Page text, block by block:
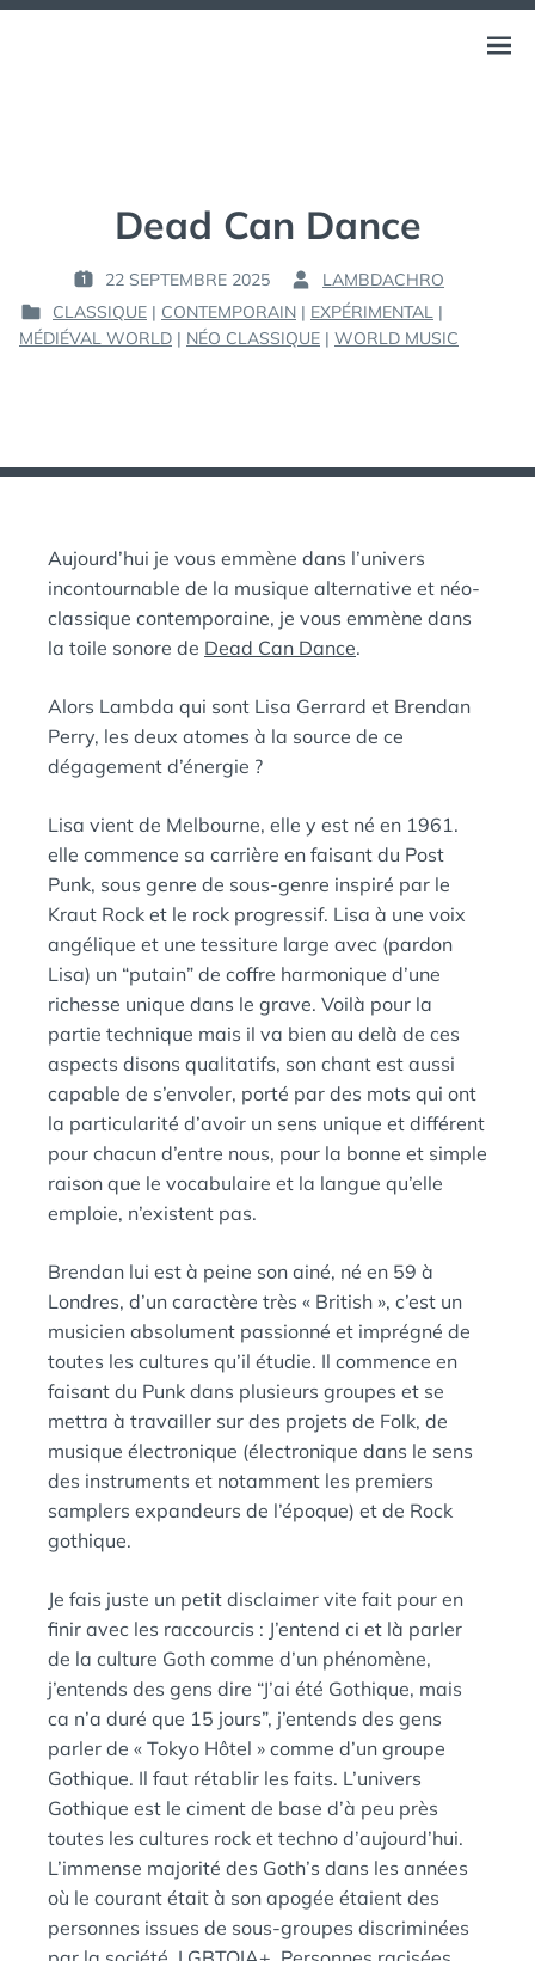
Aller
Dead Can Dance
P
U
B
E
22 SEPTEMBRE 2025
P
A
R
LAMBDACHRO
P
É
CLASSIQUE | CONTEMPORAIN | EXPÉRIMENTAL |
MÉDIÉVAL WORLD | NÉO CLASSIQUE | WORLD MUSIC
Aujourd’hui je vous emmène dans l’univers
incontournable de la musique alternative et néo-
classique contemporaine, je vous emmène dans
la toile sonore de Dead Can Dance.
Alors Lambda qui sont Lisa Gerrard et Brendan
Perry, les deux atomes à la source de ce
dégagement d’énergie ?
Lisa vient de Melbourne, elle y est né en 1961.
elle commence sa carrière en faisant du Post
Punk, sous genre de sous-genre inspiré par le
Kraut Rock et le rock progressif. Lisa à une voix
angélique et une tessiture large avec (pardon
Lisa) un “putain” de coffre harmonique d’une
richesse unique dans le grave. Voilà pour la
partie technique mais il va bien au delà de ces
aspects disons qualitatifs, son chant est aussi
capable de s’envoler, porté par des mots qui ont
la particularité d’avoir un sens unique et différent
pour chacun d’entre nous, pour la bonne et simple
raison que le vocabulaire et la langue qu’elle
emploie, n’existent pas.
Brendan lui est à peine son ainé, né en 59 à
Londres, d’un caractère très « British », c’est un
musicien absolument passionné et imprégné de
toutes les cultures qu’il étudie. Il commence en
faisant du Punk dans plusieurs groupes et se
mettra à travailler sur des projets de Folk, de
musique électronique (électronique dans le sens
des instruments et notamment les premiers
samplers expandeurs de l’époque) et de Rock
gothique.
Je fais juste un petit disclaimer vite fait pour en
finir avec les raccourcis : J’entend ci et là parler
de la culture Goth comme d’un phénomène,
j’entends des gens dire “J’ai été Gothique, mais
ca n’a duré que 15 jours”, j’entends des gens
parler de « Tokyo Hôtel » comme d’un groupe
Gothique. Il faut rétablir les faits. L’univers
Gothique est le ciment de base d’à peu près
toutes les cultures rock et techno d’aujourd’hui.
L’immense majorité des Goth’s dans les années
où le courant était à son apogée étaient des
personnes issues de sous-groupes discriminées